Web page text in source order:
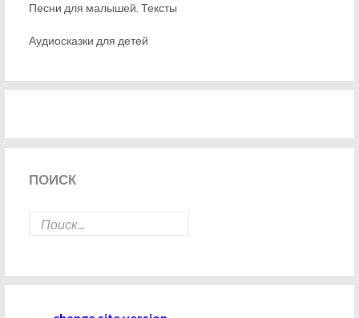
Песни для малышей. Тексты
Аудиосказки для детей
ПОИСК